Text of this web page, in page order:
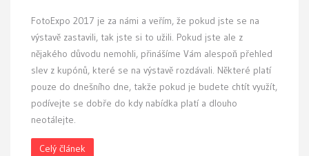
FotoExpo 2017 je za námi a veřím, že pokud jste se na
výstavě zastavili, tak jste si to užili. Pokud jste ale z
nějakého důvodu nemohli, přinášíme Vám alespoň přehled
slev z kupónů, které se na výstavě rozdávali. Některé platí
pouze do dnešního dne, takže pokud je budete chtít využít,
podívejte se dobře do kdy nabídka platí a dlouho
neotálejte.
Celý článek